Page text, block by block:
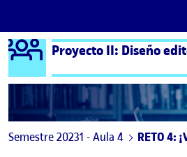
Saltar al contenido
Logo Ágora
Proyecto II: Diseño
Semestre 20231 - Aula 4 RETO 4: